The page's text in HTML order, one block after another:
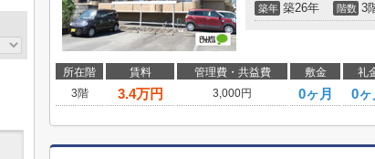
築年 築26年 階数 3
所在階 賃料 管理費・共益費 敷金 礼
3階
3.4万円 3,000円 0ヶ月 0ヶ